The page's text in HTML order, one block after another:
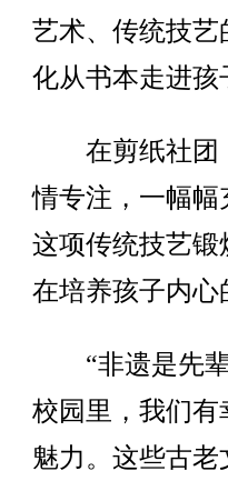
艺术、传统技艺
化从书本走进孩
在剪纸社团
情专注，一幅
这项传统技艺
在培养孩子内心
“非遗是先辈
校园里，我们
魅力。这些古